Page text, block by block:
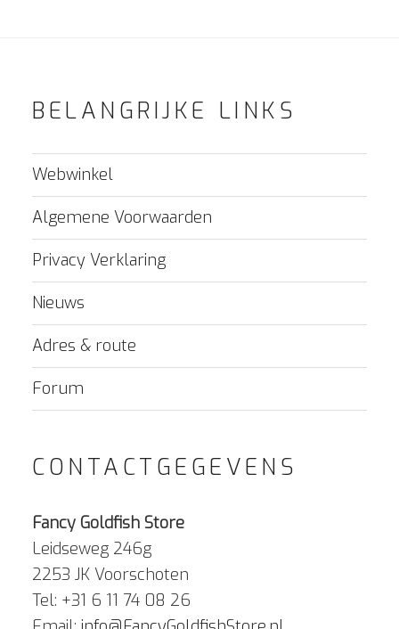
BELANGRIJKE LINKS
Webwinkel
Algemene Voorwaarden
Privacy Verklaring
Nieuws
Adres & route
Forum
CONTACTGEGEVENS
Fancy Goldfish Store
Leidseweg 246g
2253 JK Voorschoten
Tel: +31 6 11 74 08 26